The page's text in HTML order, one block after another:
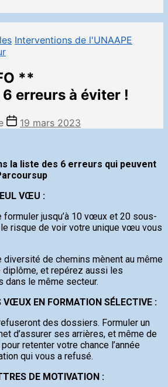
Interventions de l'UNAAPE
**
erreurs à éviter !
19 mars 2023
la liste des 6 erreurs qui peuvent
VŒU :
formuler jusqu’à 10 vœux et 20 sous-
risque de voir votre unique vœu vous
diversité de chemins mènent au même
diplôme, et repérez aussi les
le même secteur.
VŒUX EN FORMATION SÉLECTIVE :
des dossiers. Formuler un
d’assurer ses arrières, et même de
retenter votre chance l’année
qui vous a refusé.
DE MOTIVATION :